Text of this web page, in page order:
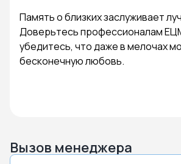
Память о близких заслуживает
Доверьтесь профессионалам
убедитесь, что даже в мелочах
бесконечную любовь.
Вызов менеджера